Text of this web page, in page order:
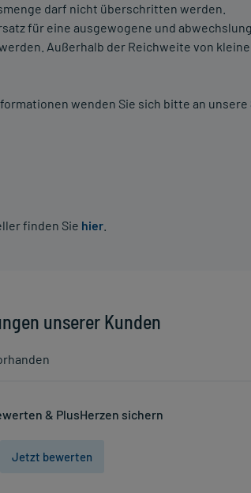
darf nicht überschritten werden.
für eine ausgewogene und
Außerhalb der Reichweite von
wenden Sie sich bitte an unsere
finden Sie hier
unserer Kunden
& PlusHerzen sichern
Jetzt bewerten